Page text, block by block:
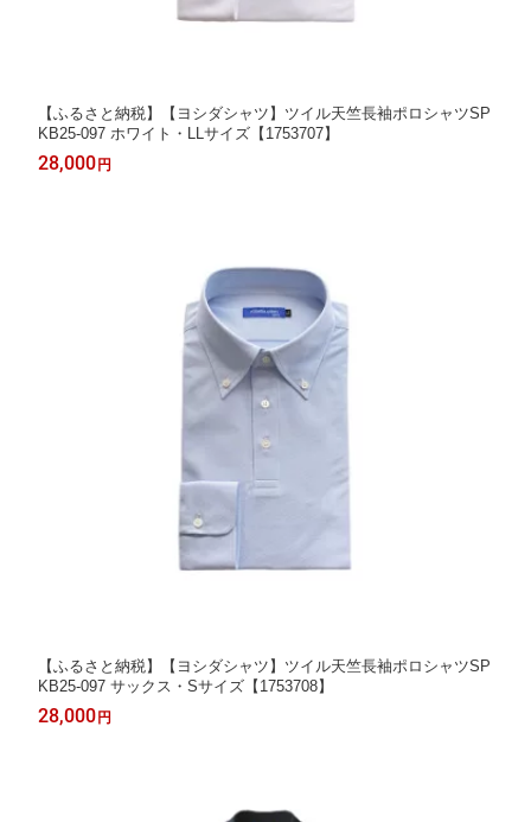
【ふるさと納税】【ヨシダシャツ】ツイル天竺長袖ポロシャツSP
KB25-097 ホワイト・LLサイズ【1753707】
28,000 円
【ふるさと納税】【ヨシダシャツ】ツイル天竺長袖ポロシャツSP
KB25-097 サックス・Sサイズ【1753708】
28,000 円